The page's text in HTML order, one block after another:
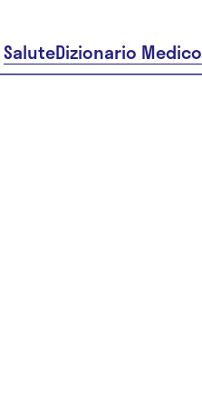
SaluteDizionario Medico